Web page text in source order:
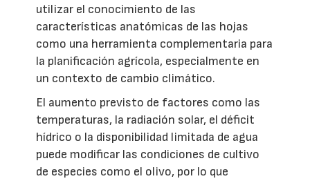
utilizar el conocimiento de las
características anatómicas de las hojas
como una herramienta complementaria para
la planificación agrícola, especialmente en
un contexto de cambio climático.
El aumento previsto de factores como las
temperaturas, la radiación solar, el déficit
hídrico o la disponibilidad limitada de agua
puede modificar las condiciones de cultivo
de especies como el olivo, por lo que